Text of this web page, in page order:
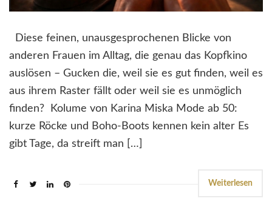
Diese feinen, unausgesprochenen Blicke von
anderen Frauen im Alltag, die genau das Kopfkino
auslösen – Gucken die, weil sie es gut finden, weil es
aus ihrem Raster fällt oder weil sie es unmöglich
finden? Kolume von Karina Miska Mode ab 50:
kurze Röcke und Boho-Boots kennen kein alter Es
gibt Tage, da streift man […]
Weiterlesen